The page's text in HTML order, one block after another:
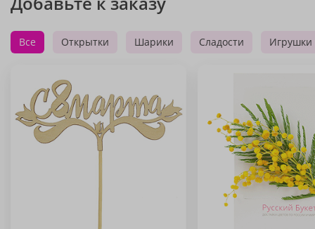
Все Открытки Шарики Сладости Игрушки